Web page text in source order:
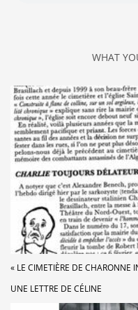
WHAT
« LE CIMETIÈRE DE CHARONNE
UNE LETTRE DE CÉLINE